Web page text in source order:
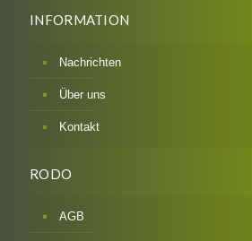
INFORMATION
Nachrichten
Über uns
Kontakt
RODO
AGB